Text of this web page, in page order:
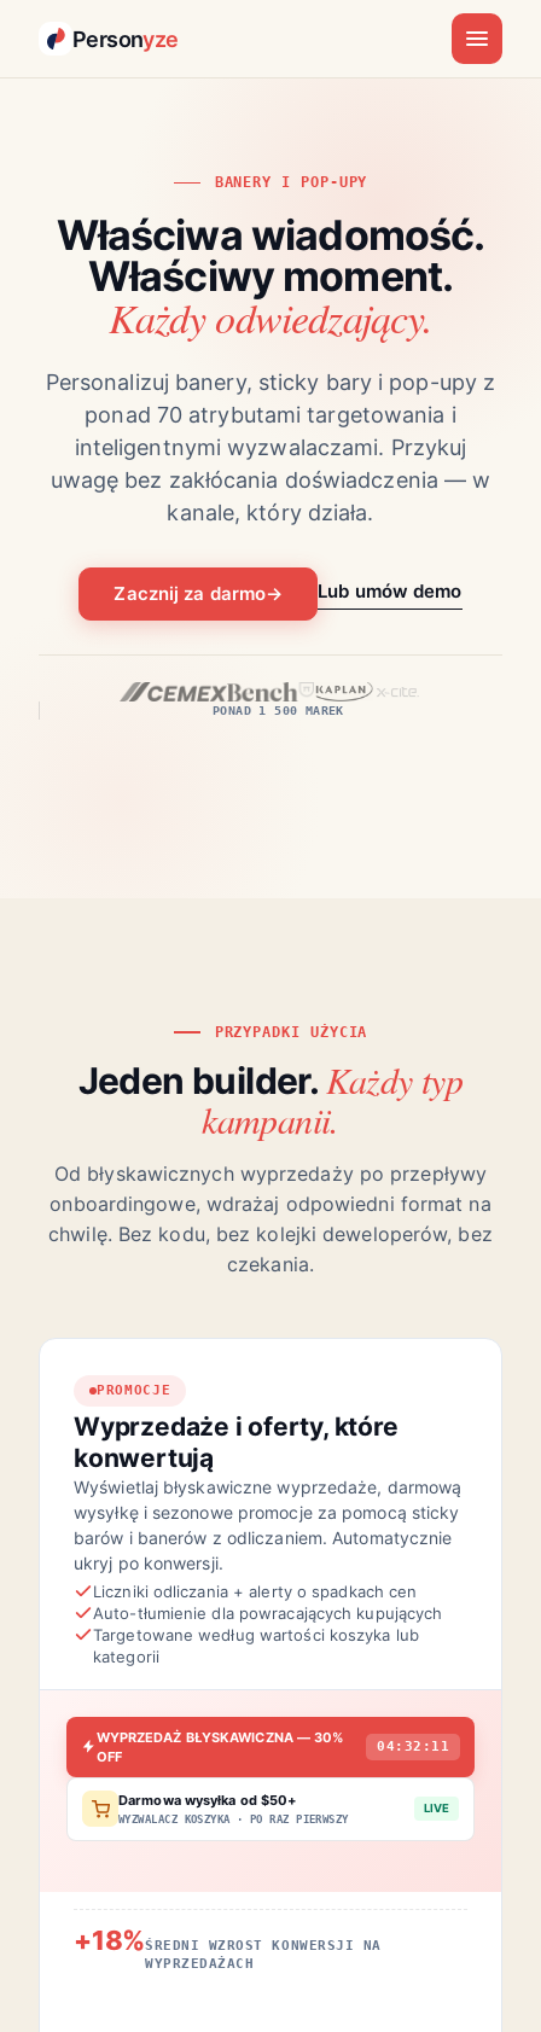
Personyze
BANERY I POP-UPY
Właściwa wiadomość.
Właściwy moment.
Każdy odwiedzający.
Personalizuj banery, sticky bary i pop-upy z
ponad 70 atrybutami targetowania i
inteligentnymi wyzwalaczami. Przykuj
uwagę bez zakłócania doświadczenia — w
kanale, który działa.
Zacznij za darmo→ Lub umów demo
PONAD 1 500 MAREK
PRZYPADKI UŻYCIA
Jeden builder. Każdy typ
kampanii.
Od błyskawicznych wyprzedaży po przepływy
onboardingowe, wdrażaj odpowiedni format na
chwilę. Bez kodu, bez kolejki deweloperów, bez
czekania.
PROMOCJE
Wyprzedaże i oferty, które
konwertują
Wyświetlaj błyskawiczne wyprzedaże, darmową
wysyłkę i sezonowe promocje za pomocą sticky
barów i banerów z odliczaniem. Automatycznie
ukryj po konwersji.
Liczniki odliczania + alerty o spadkach cen
Auto-tłumienie dla powracających kupujących
Targetowane według wartości koszyka lub
kategorii
WYPRZEDAŻ BŁYSKAWICZNA — 30%
OFF
04:32:11
Darmowa wysyłka od $50+
WYZWALACZ KOSZYKA · PO RAZ PIERWSZY
LIVE
+18%ŚREDNI WZROST KONWERSJI NA
WYPRZEDAŻACH